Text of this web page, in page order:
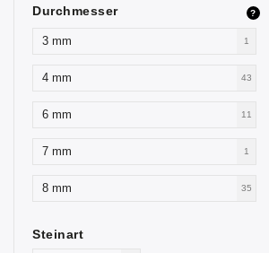
Durchmesser ?
3 mm 1
4 mm 43
6 mm 11
7 mm 1
8 mm 35
Steinart